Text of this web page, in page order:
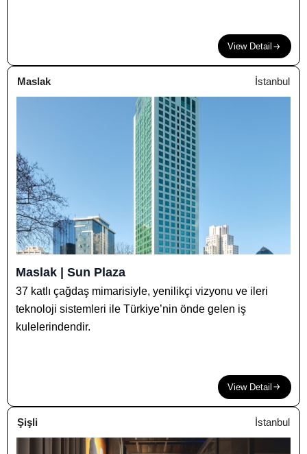
View Detail
Maslak İstanbul
Maslak | Sun Plaza
37 katlı çağdaş mimarisiyle, yenilikçi vizyonu ve ileri
teknoloji sistemleri ile Türkiye’nin önde gelen iş
kulelerindendir.
View Detail
Şişli İstanbul